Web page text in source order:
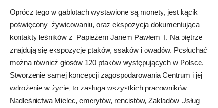
Oprócz tego w gablotach wystawione są monety, jest kącik
poświęcony żywicowaniu, oraz ekspozycja dokumentująca
kontakty leśników z Papieżem Janem Pawłem II. Na piętrze
znajdują się ekspozycje ptaków, ssaków i owadów. Posłuchać
można również głosów 120 ptaków występujących w Polsce.
Stworzenie samej koncepcji zagospodarowania Centrum i jej
wdrożenie w życie, to zasługa wszystkich pracowników
Nadleśnictwa Mielec, emerytów, rencistów, Zakładów Usług